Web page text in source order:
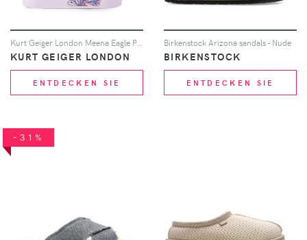
KURT GEIGER LONDON
ENTDECKEN SIE
Birkenstock Arizona sandals - Nude
BIRKENSTOCK
ENTDECKEN SIE
-31%